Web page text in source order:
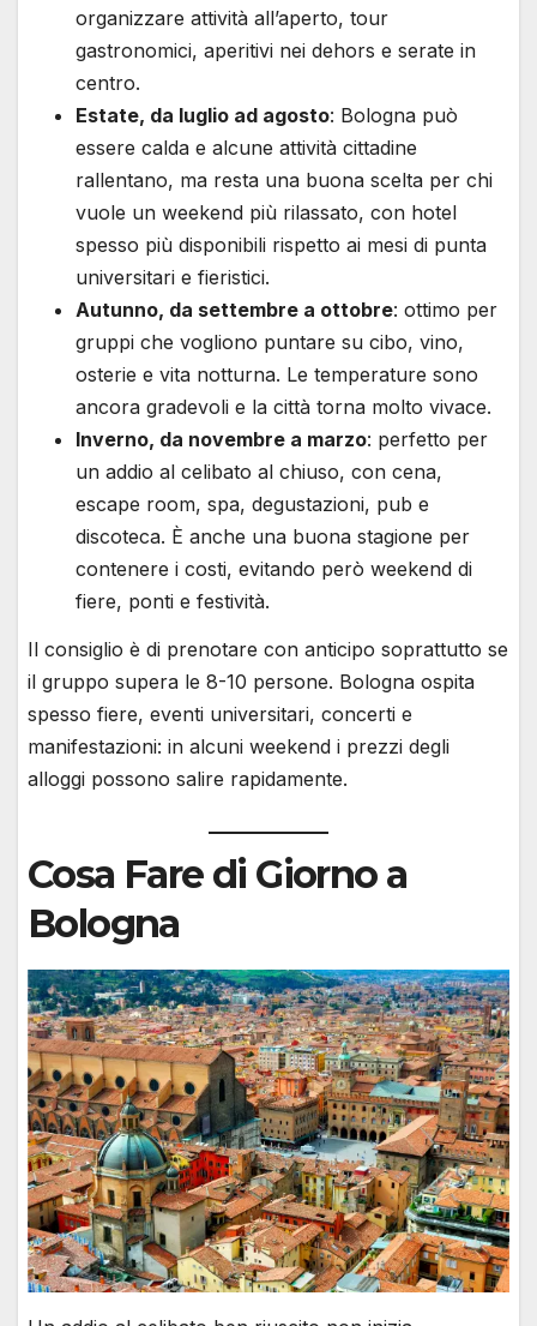
organizzare attività all’aperto, tour
gastronomici, aperitivi nei dehors e serate in
centro.
Estate, da luglio ad agosto: Bologna può
essere calda e alcune attività cittadine
rallentano, ma resta una buona scelta per chi
vuole un weekend più rilassato, con hotel
spesso più disponibili rispetto ai mesi di punta
universitari e fieristici.
Autunno, da settembre a ottobre: ottimo per
gruppi che vogliono puntare su cibo, vino,
osterie e vita notturna. Le temperature sono
ancora gradevoli e la città torna molto vivace.
Inverno, da novembre a marzo: perfetto per
un addio al celibato al chiuso, con cena,
escape room, spa, degustazioni, pub e
discoteca. È anche una buona stagione per
contenere i costi, evitando però weekend di
fiere, ponti e festività.
Il consiglio è di prenotare con anticipo soprattutto se
il gruppo supera le 8-10 persone. Bologna ospita
spesso fiere, eventi universitari, concerti e
manifestazioni: in alcuni weekend i prezzi degli
alloggi possono salire rapidamente.
Cosa Fare di Giorno a
Bologna